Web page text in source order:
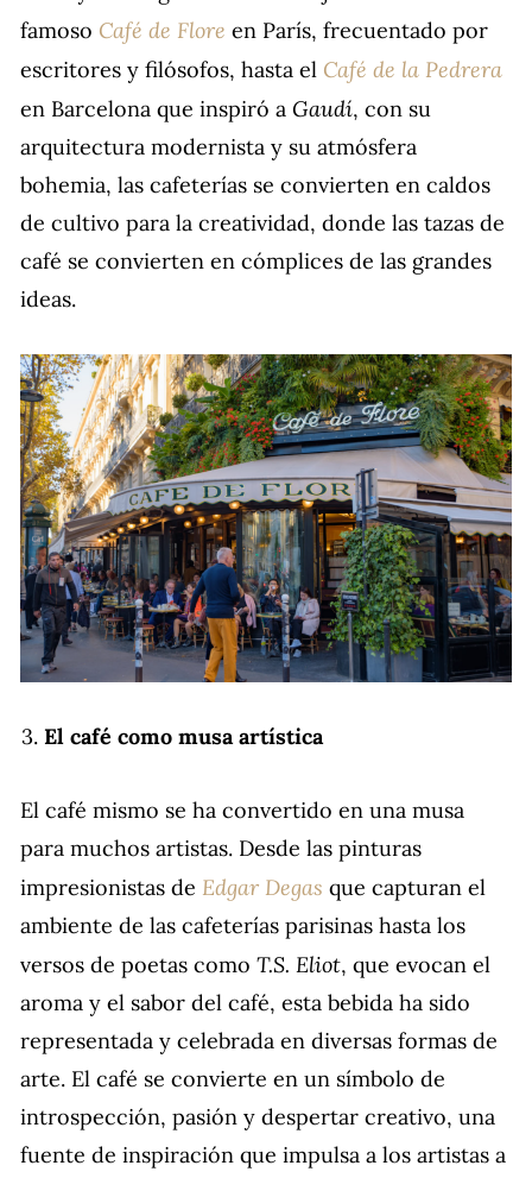
famoso Café de Flore en París, frecuentado por
escritores y filósofos, hasta el Café de la Pedrera
en Barcelona que inspiró a Gaudí, con su
arquitectura modernista y su atmósfera
bohemia, las cafeterías se convierten en caldos
de cultivo para la creatividad, donde las tazas de
café se convierten en cómplices de las grandes
ideas.
El café como musa artística
El café mismo se ha convertido en una musa
para muchos artistas. Desde las pinturas
impresionistas de Edgar Degas que capturan el
ambiente de las cafeterías parisinas hasta los
versos de poetas como T.S. Eliot, que evocan el
aroma y el sabor del café, esta bebida ha sido
representada y celebrada en diversas formas de
arte. El café se convierte en un símbolo de
introspección, pasión y despertar creativo, una
fuente de inspiración que impulsa a los artistas a